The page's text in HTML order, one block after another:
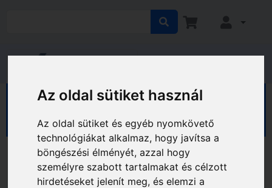
Az oldal sütiket használ
Az oldal sütiket és egyéb nyomkövető
technológiákat alkalmaz, hogy javítsa a
böngészési élményét, azzal hogy
személyre szabott tartalmakat és célzott
hirdetéseket jelenít meg, és elemzi a
HÁZ KERT HOBBY
Hobby
Sport, kerékpár
Ruházat Fejvédők